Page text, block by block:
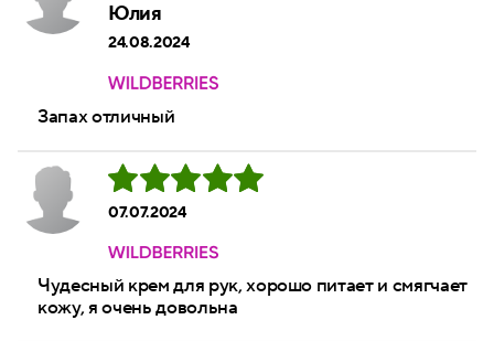
Юлия
24.08.2024
Запах отличный
07.07.2024
Чудесный крем для рук, хорошо питает и смягчает
кожу, я очень довольна